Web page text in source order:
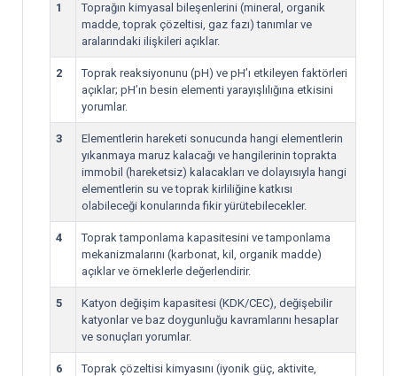
1
Toprağın kimyasal bileşenlerini (mineral, organik
madde, toprak çözeltisi, gaz fazı) tanımlar ve
aralarındaki ilişkileri açıklar.
2
Toprak reaksiyonunu (pH) ve pH’ı etkileyen faktörleri
açıklar; pH’ın besin elementi yarayışlılığına etkisini
yorumlar.
3
Elementlerin hareketi sonucunda hangi elementlerin
yıkanmaya maruz kalacağı ve hangilerinin toprakta
immobil (hareketsiz) kalacakları ve dolayısıyla hangi
elementlerin su ve toprak kirliliğine katkısı
olabileceği konularında fikir yürütebilecekler.
4
Toprak tamponlama kapasitesini ve tamponlama
mekanizmalarını (karbonat, kil, organik madde)
açıklar ve örneklerle değerlendirir.
5
Katyon değişim kapasitesi (KDK/CEC), değişebilir
katyonlar ve baz doygunluğu kavramlarını hesaplar
ve sonuçları yorumlar.
6
Toprak çözeltisi kimyasını (iyonik güç, aktivite,